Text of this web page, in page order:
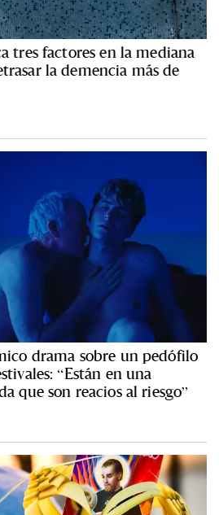
tres factores en la mediana
la demencia más de
drama sobre un pedófilo
“Están en una
que son reacios al riesgo”